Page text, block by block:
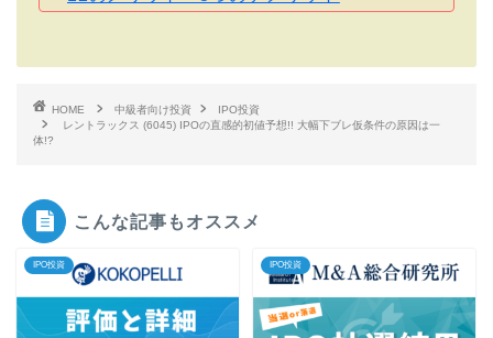
HOME 中級者向け投資
IPO投資
レントラックス (6045) IPOの直感的初値予想!! 大幅下ブレ仮条件の原因は一
体!?
こんな記事もオススメ
IPO投資 IPO投資